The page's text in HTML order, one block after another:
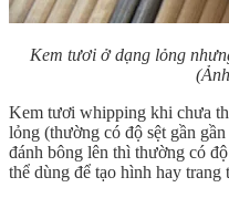
Kem tươi ở dạng lỏng
Kem tươi whipping khi chưa
lỏng (thường có độ sệt gần
đánh bông lên thì thường có
thể dùng để tạo hình hay trang